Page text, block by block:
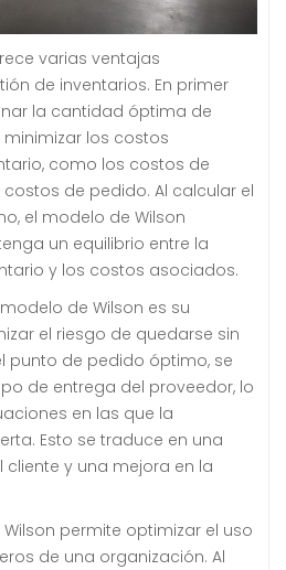
varias ventajas
de inventarios. En primer
la cantidad óptima de
los costos
como los costos de
de pedido. Al calcular el
el modelo de Wilson
un equilibrio entre la
y los costos asociados.
de Wilson es su
el riesgo de quedarse sin
punto de pedido óptimo, se
de entrega del proveedor, lo
en las que la
Esto se traduce en una
y una mejora en la
permite optimizar el uso
de una organización. Al